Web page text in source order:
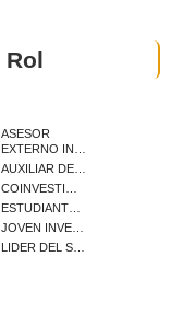
Rol
ASESOR
EXTERNO IN…
AUXILIAR DE…
COINVESTI…
ESTUDIANT…
JOVEN INVE…
LIDER DEL S…